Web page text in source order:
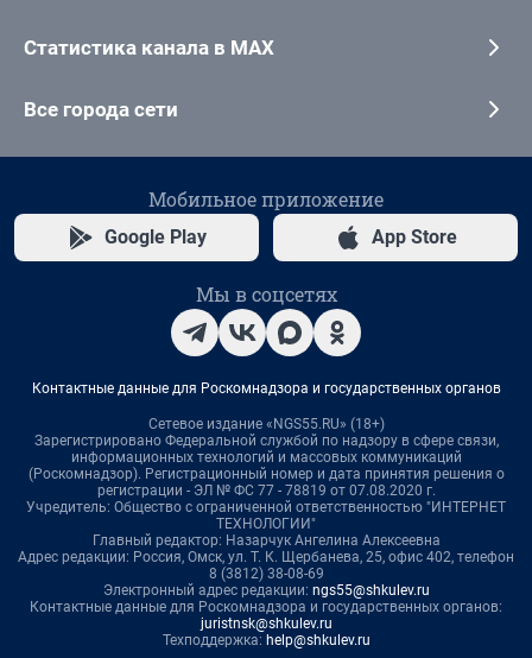
Статистика канала в MAX
Все города сети
Мобильное приложение
Google Play App Store
Мы в соцсетях
Контактные данные для Роскомнадзора и государственных органов
Сетевое издание «NGS55.RU» (18+)
Зарегистрировано Федеральной службой по надзору в сфере связи,
информационных технологий и массовых коммуникаций
(Роскомнадзор). Регистрационный номер и дата принятия решения о
регистрации - ЭЛ № ФС 77 - 78819 от 07.08.2020 г.
Учредитель: Общество с ограниченной ответственностью "ИНТЕРНЕТ
ТЕХНОЛОГИИ"
Главный редактор: Назарчук Ангелина Алексеевна
Адрес редакции: Россия, Омск, ул. Т. К. Щербанева, 25, офис 402, телефон
8 (3812) 38-08-69
Электронный адрес редакции: ngs55@shkulev.ru
Контактные данные для Роскомнадзора и государственных органов:
juristnsk@shkulev.ru
Техподдержка: help@shkulev.ru